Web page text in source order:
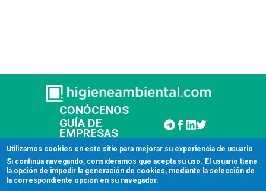
CONÓCENOS
GUÍA DE
EMPRESAS
CONTACTAR
© 2026 Higiene Ambiental
Utilizamos cookies en este sitio para mejorar su experiencia de usuario.
Si continúa navegando, consideramos que acepta su uso. El usuario tiene
la opción de impedir la generación de cookies, mediante la selección de
la correspondiente opción en su navegador.